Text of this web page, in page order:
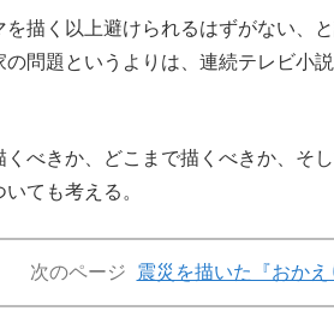
描く以上避けられるはずがない、
の問題というよりは、連続テレビ小
べきか、どこまで描くべきか、そ
ても考える。
次のページ 震災を描いた『おか